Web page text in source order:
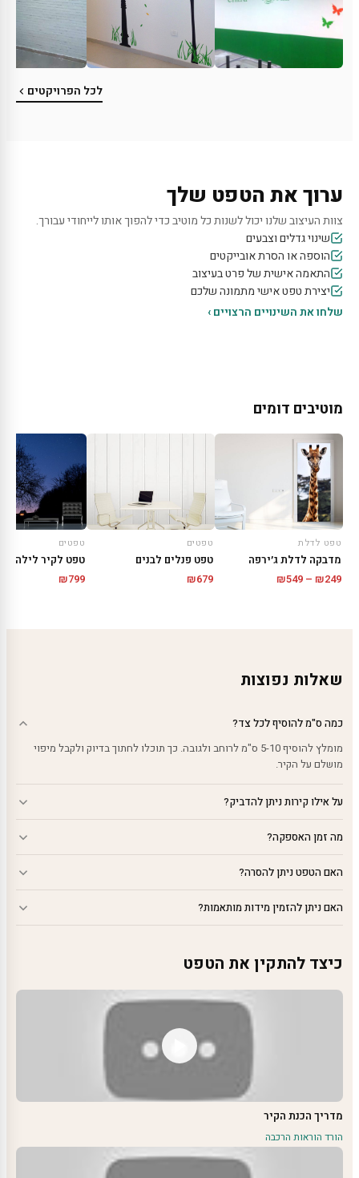
לכל הפרויקטים
ערוך את הטפט שלך
צוות העיצוב שלנו יכול לשנות כל מוטיב כדי להפוך אותו לייחודי עבורך.
שינוי גדלים וצבעים
הוספה או הסרת אובייקטים
התאמה אישית של פרט בעיצוב
יצירת טפט אישי מתמונה שלכם
שלחו את השינויים הרצויים ›
מוטיבים דומים
טפט לדלת
מדבקה לדלת ג׳ירפה
₪249
–
₪549
טפטים
טפט פנלים לבנים
₪679
טפטים
טפט לקיר לילה
₪799
שאלות נפוצות
כמה ס"מ להוסיף לכל צד?
מומלץ להוסיף 5-10 ס"מ לרוחב ולגובה. כך תוכלו לחתוך בדיוק ולקבל מיפוי
מושלם על הקיר.
על אילו קירות ניתן להדביק?
מה זמן האספקה?
האם הטפט ניתן להסרה?
האם ניתן להזמין מידות מותאמות?
כיצד להתקין את הטפט
מדריך הכנת הקיר
הורד הוראות הרכבה